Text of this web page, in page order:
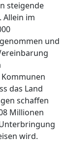
steigende
Allein im
und
das Land
schaffen
Millionen
wird.